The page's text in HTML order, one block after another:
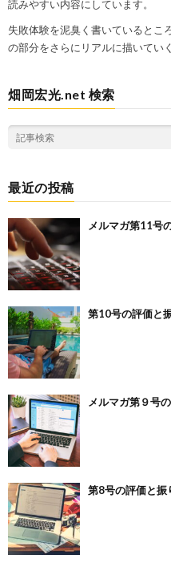
読みやすい内容にしています。
失敗体験を泥臭く書いているとこ
の部分をさらにリアルに描いてい
畑岡宏光.net 検索
最近の投稿
メルマガ第11号
第10号の評価と
メルマガ第９号
第8号の評価と